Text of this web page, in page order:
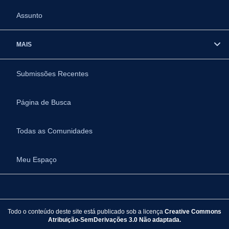
Assunto
MAIS
Submissões Recentes
Página de Busca
Todas as Comunidades
Meu Espaço
Todo o conteúdo deste site está publicado sob a licença Creative Commons
Atribuição-SemDerivações 3.0 Não adaptada.